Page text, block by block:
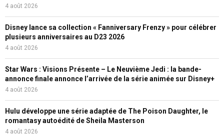
4 août 2026
Disney lance sa collection « Fanniversary Frenzy » pour célébrer
plusieurs anniversaires au D23 2026
4 août 2026
Star Wars : Visions Présente – Le Neuvième Jedi : la bande-
annonce finale annonce l’arrivée de la série animée sur Disney+
4 août 2026
Hulu développe une série adaptée de The Poison Daughter, le
romantasy autoédité de Sheila Masterson
4 août 2026